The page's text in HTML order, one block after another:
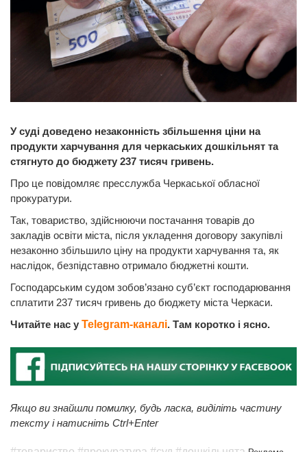
У суді доведено незаконність збільшення ціни на
продукти харчування для черкаських дошкільнят та
стягнуто до бюджету 237 тисяч гривень.
Про це повідомляє пресслужба Черкаської обласної
прокуратури.
Так, товариство, здійснюючи постачання товарів до
закладів освіти міста, після укладення договору закупівлі
незаконно збільшило ціну на продукти харчування та, як
наслідок, безпідставно отримало бюджетні кошти.
Господарським судом зобов’язано суб’єкт господарювання
сплатити 237 тисяч гривень до бюджету міста Черкаси.
Читайте нас у Telegram-каналі. Там коротко і ясно.
Якщо ви знайшли помилку, будь ласка, виділіть частину
тексту і натисніть Ctrl+Enter